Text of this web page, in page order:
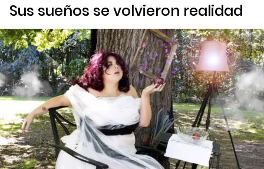
Sus sueños se volvieron realidad